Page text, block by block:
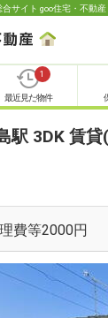
サイト goo住宅・不動産
1
最近見た物件
駅 3DK 賃
費等2000円